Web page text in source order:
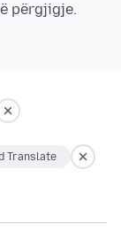
përgjigje.
Translate